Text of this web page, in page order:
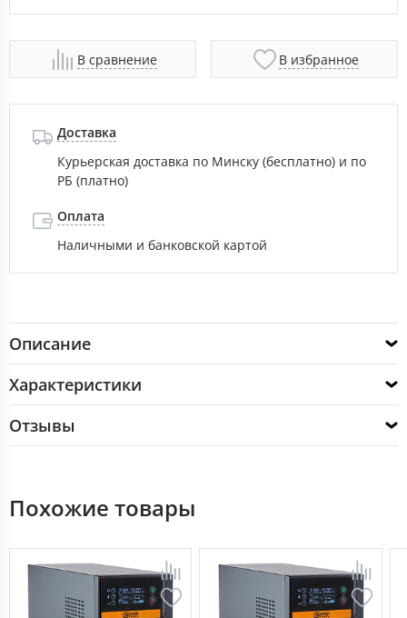
В сравнение В избранное
Доставка
Курьерская доставка по Минску (бесплатно) и по
РБ (платно)
Оплата
Наличными и банковской картой
Описание
Характеристики
Отзывы
Похожие товары